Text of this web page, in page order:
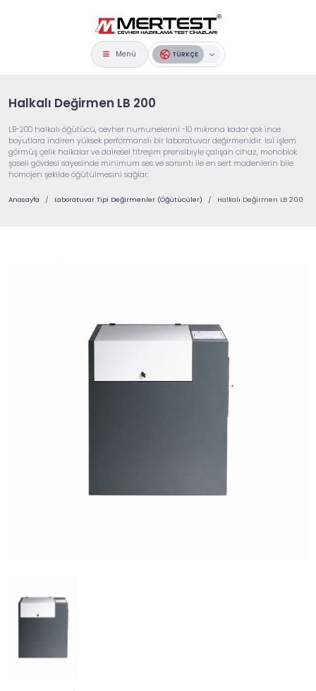
Menü TÜRKÇE
Halkalı Değirmen LB 200
LB-200 halkalı öğütücü, cevher numunelerini -10 mikrona kadar çok ince
boyutlara indiren yüksek performanslı bir laboratuvar değirmenidir. Isıl işlem
görmüş çelik halkalar ve dairesel titreşim prensibiyle çalışan cihaz, monoblok
şaseli gövdesi sayesinde minimum ses ve sarsıntı ile en sert madenlerin bile
homojen şekilde öğütülmesini sağlar.
Anasayfa Laboratuvar Tipi Değirmenler (Öğütücüler) Halkalı Değirmen LB 200